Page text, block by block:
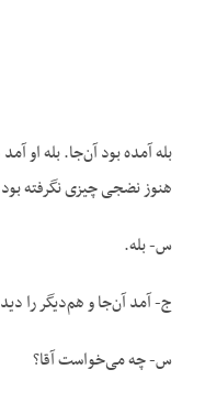
بله آمده بود آن‌جا. بله او
هنوز نضجی چیزی نگرفته
س- بله.
ج- آمد آن‌جا و هم‌دیگر را
س- چه می‌خواست آقا؟